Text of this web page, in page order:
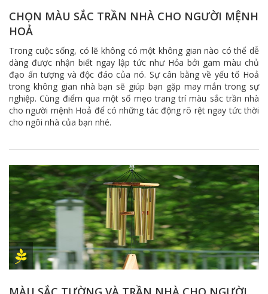
CHỌN MÀU SẮC TRẦN NHÀ CHO NGƯỜI MỆNH
HOẢ
Trong cuộc sống, có lẽ không có một không gian nào có thể dễ
dàng được nhận biết ngay lập tức như Hỏa bởi gam màu chủ
đạo ấn tượng và độc đáo của nó. Sự cân bằng về yếu tố Hoả
trong không gian nhà bạn sẽ giúp bạn gặp may mắn trong sự
nghiệp. Cùng điểm qua một số mẹo trang trí màu sắc trần nhà
cho người mệnh Hoả để có những tác động rõ rệt ngay tức thời
cho ngôi nhà của bạn nhé.